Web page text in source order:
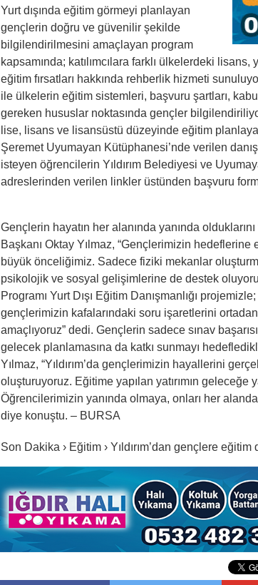
Yurt dışında eğitim görmeyi planlayan
gençlerin doğru ve güvenilir şekilde
bilgilendirilmesini amaçlayan program
kapsamında; katılımcılara farklı ülkelerdeki
eğitim fırsatları hakkında rehberlik hizmeti
ile ülkelerin eğitim sistemleri, başvuru şartları,
gereken hususlar noktasında gençler
lise, lisans ve lisansüstü düzeyinde eğitim
Şeremet Uyumayan Kütüphanesi’nde verilen
isteyen öğrencilerin Yıldırım Belediyesi ve
adreslerinden verilen linkler üstünden başvuru
Gençlerin hayatın her alanında yanında
Başkanı Oktay Yılmaz, “Gençlerimizin
büyük önceliğimiz. Sadece fiziki mekanlar
psikolojik ve sosyal gelişimlerine de destek
Programı Yurt Dışı Eğitim Danışmanlığı
gençlerimizin kafalarındaki soru işaretlerini ortadan
amaçlıyoruz” dedi. Gençlerin sadece sınav
gelecek planlamasına da katkı sunmayı
Yılmaz, “Yıldırım’da gençlerimizin hayallerini
oluşturuyoruz. Eğitime yapılan yatırımın geleceğe
Öğrencilerimizin yanında olmaya, onları her
diye konuştu. – BURSA
Son Dakika › Eğitim › Yıldırım’dan gençlere eğitim